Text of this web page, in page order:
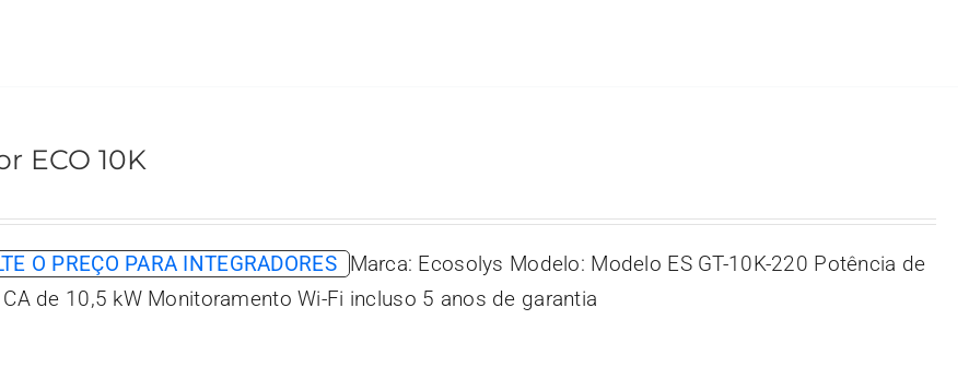
ECO 10K
O PREÇO PARA INTEGRADORES Marca: Ecosolys Modelo: Modelo ES GT-10K-220 Potência de
de 10,5 kW Monitoramento Wi-Fi incluso 5 anos de garantia